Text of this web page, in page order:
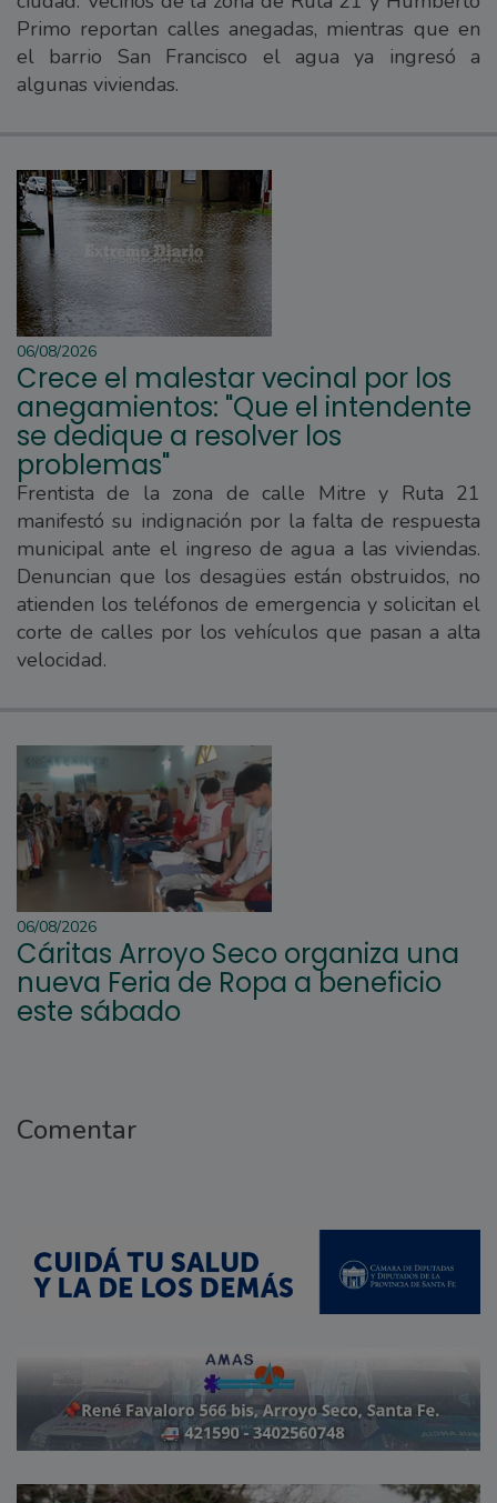
Primo reportan calles anegadas, mientras que en
el barrio San Francisco el agua ya ingresó a
algunas viviendas.
06/08/2026
Crece el malestar vecinal por los
anegamientos: "Que el intendente
se dedique a resolver los
problemas"
Frentista de la zona de calle Mitre y Ruta 21
manifestó su indignación por la falta de respuesta
municipal ante el ingreso de agua a las viviendas.
Denuncian que los desagües están obstruidos, no
atienden los teléfonos de emergencia y solicitan el
corte de calles por los vehículos que pasan a alta
velocidad.
06/08/2026
Cáritas Arroyo Seco organiza una
nueva Feria de Ropa a beneficio
este sábado
Comentar